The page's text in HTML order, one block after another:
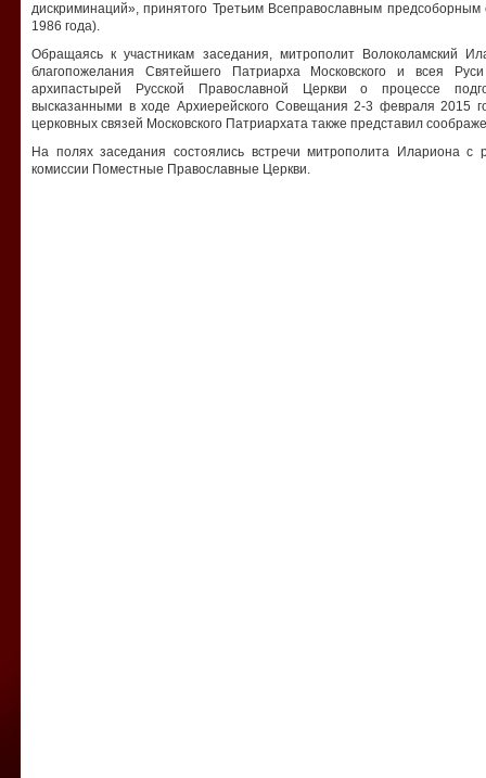
дискриминаций», принятого Третьим Всеправославным
1986 года).
Обращаясь к участникам заседания, митрополит Волоколамский
благопожелания Святейшего Патриарха Московского и всея
архипастырей Русской Православной Церкви о процессе
высказанными в ходе Архиерейского Совещания 2-3 февраля 2015
церковных связей Московского Патриархата также представил
На полях заседания состоялись встречи митрополита Илариона с
комиссии Поместные Православные Церкви.